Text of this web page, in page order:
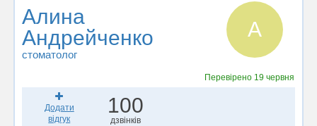
Алина
Андрейченко
стоматолог
А
Перевірено 19 червня
Додати
відгук
100
дзвінків